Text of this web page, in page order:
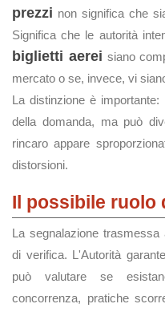
prezzi non significa che
Significa che le autorità
biglietti aerei siano
mercato o se, invece, vi
La distinzione è
della domanda, ma può
rincaro appare
distorsioni.
Il possibile ruolo
La segnalazione trasmessa
di verifica. L'Autorità
può valutare se
concorrenza, pratiche